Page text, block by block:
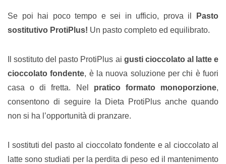
Se poi hai poco tempo e sei in ufficio, prova il
Pasto
sostitutivo ProtiPlus! Un pasto completo ed equilibrato.
Il sostituto del pasto ProtiPlus ai gusti cioccolato al latte e
cioccolato fondente, è la nuova soluzione per chi è fuori
casa o di fretta. Nel pratico formato monoporzione,
consentono di seguire la Dieta ProtiPlus anche quando
non si ha l’opportunità di pranzare.
I sostituti del pasto al cioccolato fondente e al cioccolato al
latte sono studiati per la perdita di peso ed il mantenimento